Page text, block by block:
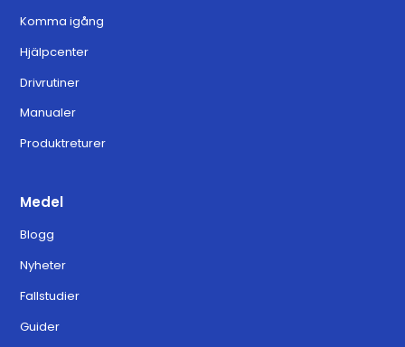
Komma igång
Hjälpcenter
Drivrutiner
Manualer
Produktreturer
Medel
Blogg
Nyheter
Fallstudier
Guider